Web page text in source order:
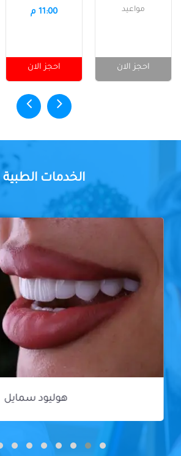
مواعيد
احجز الان
11:00 م
احجز الان
الخدمات الطبية
هوليود سمايل